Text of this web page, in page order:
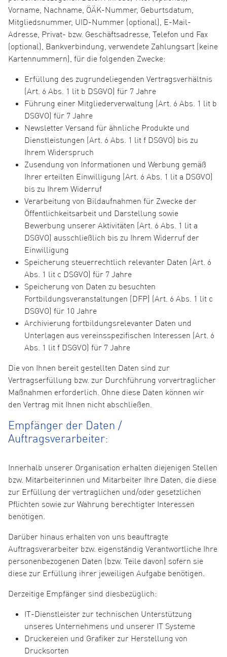
Vorname, Nachname, ÖÄK-Nummer, Geburtsdatum,
Mitgliedsnummer, UID-Nummer (optional), E-Mail-
Adresse, Privat- bzw. Geschäftsadresse, Telefon und Fax
(optional), Bankverbindung, verwendete Zahlungsart (keine
Kartennummern), für die folgenden Zwecke:
Erfüllung des zugrundeliegenden Vertragsverhältnis
(Art. 6 Abs. 1 lit b DSGVO) für 7 Jahre
Führung einer Mitgliederverwaltung (Art. 6 Abs. 1 lit b
DSGVO) für 7 Jahre
Newsletter Versand für ähnliche Produkte und
Dienstleistungen (Art. 6 Abs. 1 lit f DSGVO) bis zu
Ihrem Widerspruch
Zusendung von Informationen und Werbung gemäß
Ihrer erteilten Einwilligung (Art. 6 Abs. 1 lit a DSGVO)
bis zu Ihrem Widerruf
Verarbeitung von Bildaufnahmen für Zwecke der
Öffentlichkeitsarbeit und Darstellung sowie
Bewerbung unserer Aktivitäten (Art. 6 Abs. 1 lit a
DSGVO) ausschließlich bis zu Ihrem Widerruf der
Einwilligung
Speicherung steuerrechtlich relevanter Daten (Art. 6
Abs. 1 lit c DSGVO) für 7 Jahre
Speicherung von Daten zu besuchten
Fortbildungsveranstaltungen (DFP) (Art. 6 Abs. 1 lit c
DSGVO) für 10 Jahre
Archivierung fortbildungsrelevanter Daten und
Unterlagen aus vereinsspezifischen Interessen (Art. 6
Abs. 1 lit f DSGVO) für 7 Jahre
Die von Ihnen bereit gestellten Daten sind zur
Vertragserfüllung bzw. zur Durchführung vorvertraglicher
Maßnahmen erforderlich. Ohne diese Daten können wir
den Vertrag mit Ihnen nicht abschließen.
Empfänger der Daten /
Auftragsverarbeiter:
Innerhalb unserer Organisation erhalten diejenigen Stellen
bzw. Mitarbeiterinnen und Mitarbeiter Ihre Daten, die diese
zur Erfüllung der vertraglichen und/oder gesetzlichen
Pflichten sowie zur Wahrung berechtigter Interessen
benötigen.
Darüber hinaus erhalten von uns beauftragte
Auftragsverarbeiter bzw. eigenständig Verantwortliche Ihre
personenbezogenen Daten (bzw. Teile davon) sofern sie
diese zur Erfüllung ihrer jeweiligen Aufgabe benötigen.
Derzeitige Empfänger sind diesbezüglich:
IT-Dienstleister zur technischen Unterstützung
unseres Unternehmens und unserer IT Systeme
Druckereien und Grafiker zur Herstellung von
Drucksorten